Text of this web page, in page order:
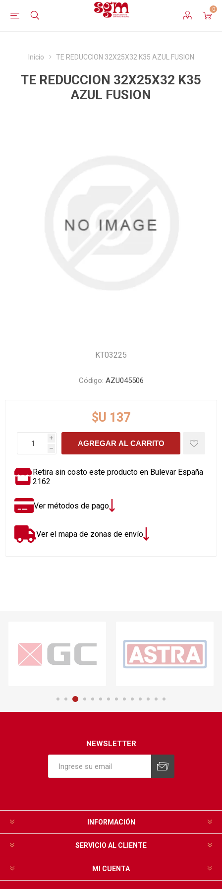
0
Inicio TE REDUCCION 32X25X32 K35 AZUL FUSION
TE REDUCCION 32X25X32 K35
AZUL FUSION
KT03225
Código: AZU045506
$U 137
i
h
AGREGAR AL CARRITO
Retira sin costo este producto en Bulevar España
2162
Ver métodos de pago
Ver el mapa de zonas de envío
NEWSLETTER
INFORMACIÓN
SERVICIO AL CLIENTE
MI CUENTA